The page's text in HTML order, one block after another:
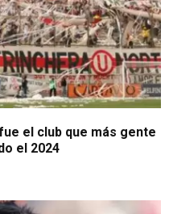
el club que más gente
el 2024